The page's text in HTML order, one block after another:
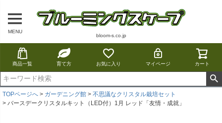
MENU
bloom-s.co.jp
商品一覧 育て方 お気に入り マイページ カート
TOPページへ ガーデニング館
不思議なクリスタル栽培セット
バースデークリスタルキット（LED付）1月 レッド「友情・成就」